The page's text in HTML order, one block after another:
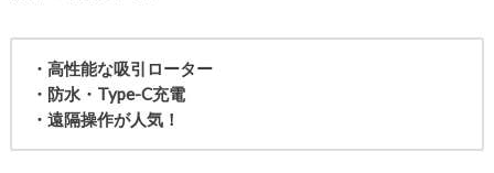
・高性能な吸引ローター
・防水・Type-C充電
・遠隔操作が人気！